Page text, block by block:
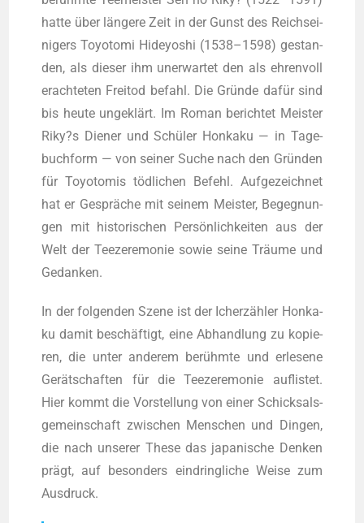
hat­te über län­ge­re Zeit in der Gunst des Reichs­ei­
ni­gers Toyo­to­mi Hidey­o­shi (1538–1598) gestan­
den, als die­ser ihm uner­war­tet den als ehren­voll
erach­te­ten Frei­tod befahl. Die Grün­de dafür sind
bis heu­te unge­klärt. Im Roman berich­tet Meis­ter
Riky?s Die­ner und Schü­ler Hon­ka­ku — in Tage­
buch­form — von sei­ner Suche nach den Grün­den
für Toyo­to­mis töd­li­chen Befehl. Auf­ge­zeich­net
hat er Gesprä­che mit sei­nem Meis­ter, Begeg­nun­
gen mit his­to­ri­schen Per­sön­lich­kei­ten aus der
Welt der Tee­ze­re­mo­nie sowie sei­ne Träu­me und
Gedanken.
In der fol­gen­den Sze­ne ist der Ich­er­zäh­ler Hon­ka­
ku damit beschäf­tigt, eine Abhand­lung zu kopie­
ren, die unter ande­rem berühm­te und erle­se­ne
Gerät­schaf­ten für die Tee­ze­re­mo­nie auf­lis­tet.
Hier kommt die Vor­stel­lung von einer Schick­sals­
ge­mein­schaft zwi­schen Men­schen und Din­gen,
die nach unse­rer The­se das japa­ni­sche Den­ken
prägt, auf beson­ders ein­dring­li­che Wei­se zum
Ausdruck.